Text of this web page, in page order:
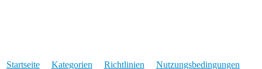
Startseite Kategorien Richtlinien Nutzungsbedingungen